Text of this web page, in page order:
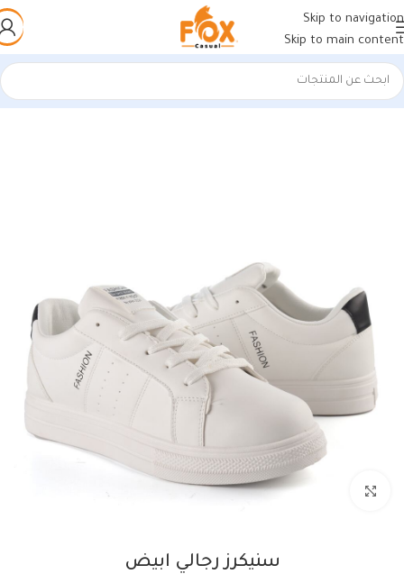
Skip to navigation
Skip to main content
الرئيسية/أحذية رجالي/كوتشي رجالي
اضغط للتكبير
سنيكرز رجالي ابيض